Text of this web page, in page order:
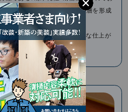
､⾼硬度(硬い)コーティング層を形成
では無いお客様には微光沢な仕上が